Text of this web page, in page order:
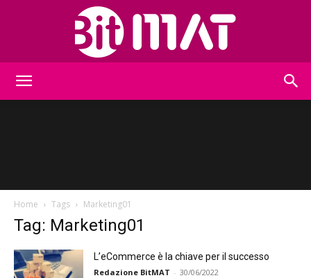
Home Tags Marketing01
Tag: Marketing01
L’eCommerce è la chiave per il successo
Redazione BitMAT - 30/06/2022